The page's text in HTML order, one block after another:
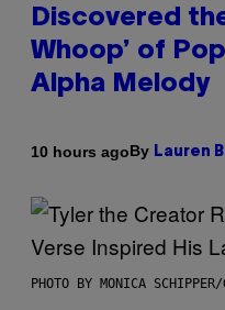
Discovered
Whoop’ of
Alpha Melody
10 hours agoBy Lauren
PHOTO BY MONICA